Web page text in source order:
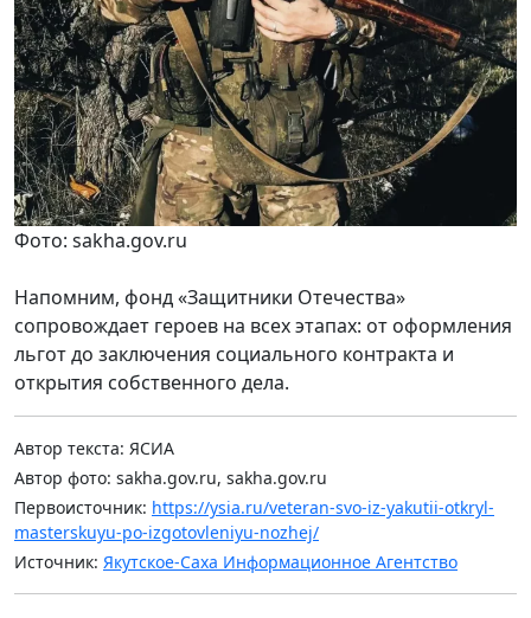
Фото: sakha.gov.ru
Напомним, фонд «Защитники Отечества»
сопровождает героев на всех этапах: от оформления
льгот до заключения социального контракта и
открытия собственного дела.
Автор текста: ЯСИА
Автор фото: sakha.gov.ru, sakha.gov.ru
Первоисточник: https://ysia.ru/veteran-svo-iz-yakutii-otkryl-
masterskuyu-po-izgotovleniyu-nozhej/
Источник: Якутское-Саха Информационное Агентство